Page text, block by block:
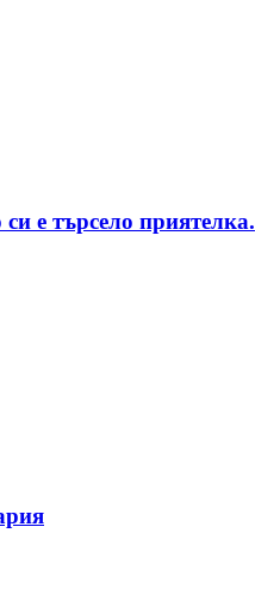
е търсело приятелка.